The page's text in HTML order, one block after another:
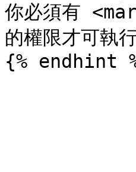
你必須有
的權限才可執